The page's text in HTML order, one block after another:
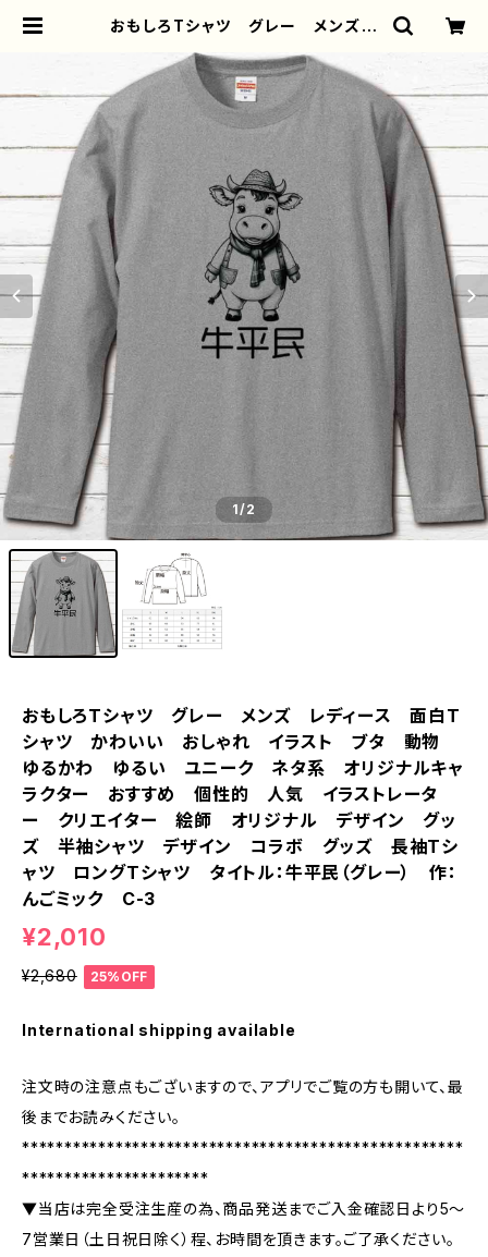
おもしろTシャツ グレー メンズ
い おしゃれ イラスト ブタ 動
物 ゆるかわ ゆるい ユニーク
ネタ系 オリジナルキャラクター お
すすめ 個性的 人気 イラストレー
ター クリエイター 絵師 オリジナ
ル デザイン グッズ 半袖シャツ
デザイン コラボ グッズ 長袖Tシ
ャツ ロングTシャツ タイトル：牛平
民（グレー） 作：んごミック C-3 | i
Phoneケース/スマホケース/Tシャ
ツ/おしゃれ/イラストレーター/グッ
ズ/人気/後払い/通販｜雑貨屋アリう
さ
1/2
おもしろTシャツ グレー メンズ レディース 面白T
シャツ かわいい おしゃれ イラスト ブタ 動物
ゆるかわ ゆるい ユニーク ネタ系 オリジナルキャ
ラクター おすすめ 個性的 人気 イラストレータ
ー クリエイター 絵師 オリジナル デザイン グッ
ズ 半袖シャツ デザイン コラボ グッズ 長袖Tシ
ャツ ロングTシャツ タイトル：牛平民（グレー） 作：
んごミック C-3
¥2,010
¥2,680 25%OFF
International shipping available
注文時の注意点もございますので、アプリでご覧の方も開いて、最
後までお読みください。
****************************************************
**********************
▼当店は完全受注生産の為、商品発送までご入金確認日より5〜
7営業日（土日祝日除く）程、お時間を頂きます。ご了承ください。